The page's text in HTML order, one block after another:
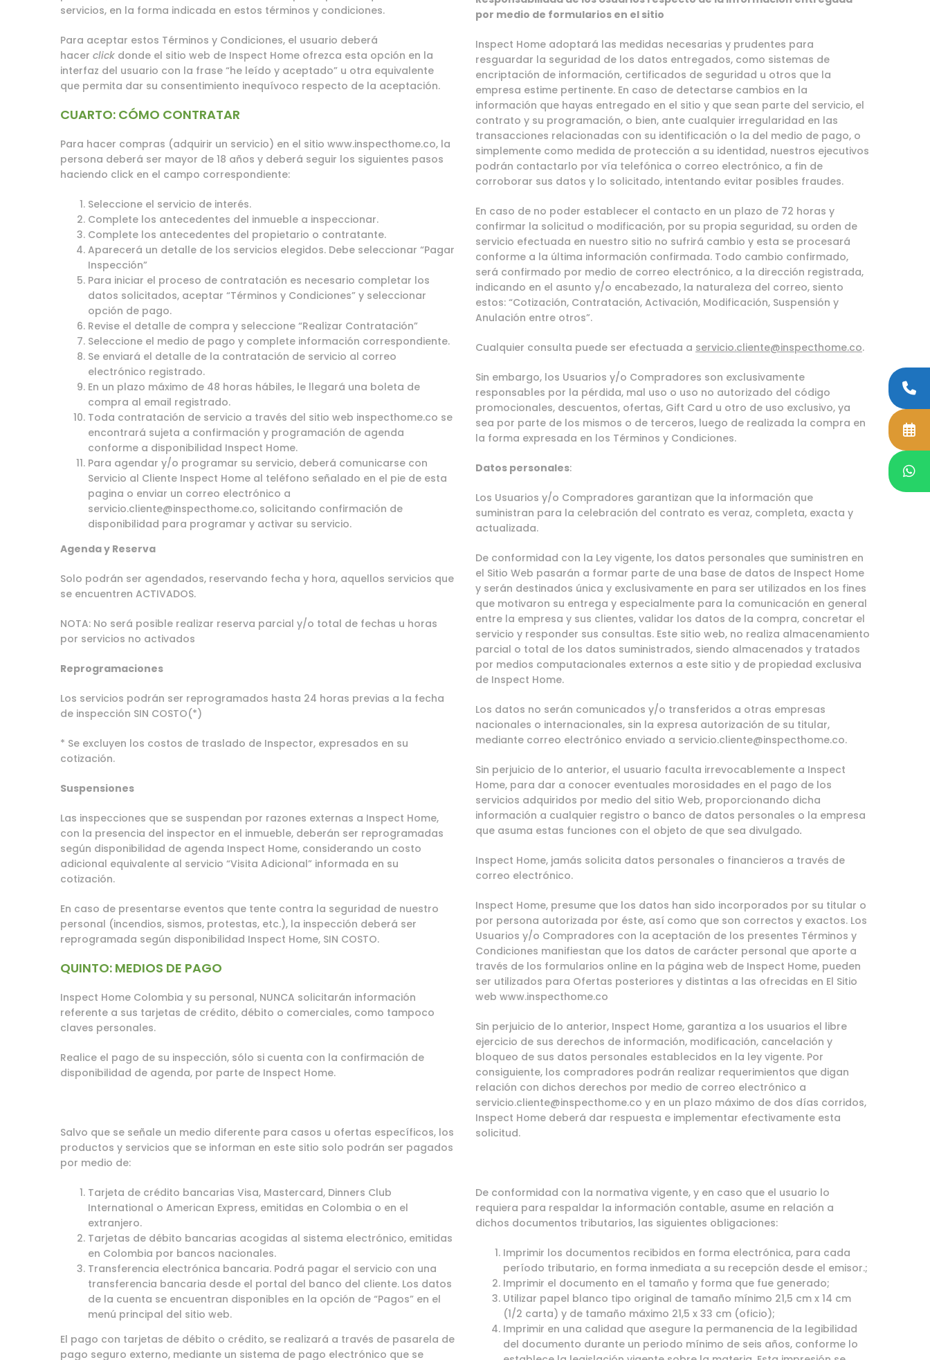
servicios, en la forma indicada en estos términos y condiciones.
Para aceptar estos Términos y Condiciones, el usuario deberá
hacer click donde el sitio web de Inspect Home ofrezca esta opción en la
interfaz del usuario con la frase “he leído y aceptado” u otra equivalente
que permita dar su consentimiento inequívoco respecto de la aceptación.
CUARTO: CÓMO CONTRATAR
Para hacer compras (adquirir un servicio) en el sitio www.inspecthome.co, la
persona deberá ser mayor de 18 años y deberá seguir los siguientes pasos
haciendo click en el campo correspondiente:
Seleccione el servicio de interés.
Complete los antecedentes del inmueble a inspeccionar.
Complete los antecedentes del propietario o contratante.
Aparecerá un detalle de los servicios elegidos. Debe seleccionar “Pagar
Inspección”
Para iniciar el proceso de contratación es necesario completar los
datos solicitados, aceptar “Términos y Condiciones” y seleccionar
opción de pago.
Revise el detalle de compra y seleccione “Realizar Contratación”
Seleccione el medio de pago y complete información correspondiente.
Se enviará el detalle de la contratación de servicio al correo
electrónico registrado.
En un plazo máximo de 48 horas hábiles, le llegará una boleta de
compra al email registrado.
Toda contratación de servicio a través del sitio web inspecthome.co se
encontrará sujeta a confirmación y programación de agenda
conforme a disponibilidad Inspect Home.
Para agendar y/o programar su servicio, deberá comunicarse con
Servicio al Cliente Inspect Home al teléfono señalado en el pie de esta
pagina o enviar un correo electrónico a
servicio.cliente@inspecthome.co, solicitando confirmación de
disponibilidad para programar y activar su servicio.
Agenda y Reserva
Solo podrán ser agendados, reservando fecha y hora, aquellos servicios que
se encuentren ACTIVADOS.
NOTA: No será posible realizar reserva parcial y/o total de fechas u horas
por servicios no activados
Reprogramaciones
Los servicios podrán ser reprogramados hasta 24 horas previas a la fecha
de inspección SIN COSTO(*)
* Se excluyen los costos de traslado de Inspector, expresados en su
cotización.
Suspensiones
Las inspecciones que se suspendan por razones externas a Inspect Home,
con la presencia del inspector en el inmueble, deberán ser reprogramadas
según disponibilidad de agenda Inspect Home, considerando un costo
adicional equivalente al servicio “Visita Adicional” informada en su
cotización.
En caso de presentarse eventos que tente contra la seguridad de nuestro
personal (incendios, sismos, protestas, etc.), la inspección deberá ser
reprogramada según disponibilidad Inspect Home, SIN COSTO.
QUINTO: MEDIOS DE PAGO
Inspect Home Colombia y su personal, NUNCA solicitarán información
referente a sus tarjetas de crédito, débito o comerciales, como tampoco
claves personales.
Realice el pago de su inspección, sólo si cuenta con la confirmación de
disponibilidad de agenda, por parte de Inspect Home.
Salvo que se señale un medio diferente para casos u ofertas específicos, los
productos y servicios que se informan en este sitio solo podrán ser pagados
por medio de:
Tarjeta de crédito bancarias Visa, Mastercard, Dinners Club
International o American Express, emitidas en Colombia o en el
extranjero.
Tarjetas de débito bancarias acogidas al sistema electrónico, emitidas
en Colombia por bancos nacionales.
Transferencia electrónica bancaria. Podrá pagar el servicio con una
transferencia bancaria desde el portal del banco del cliente. Los datos
de la cuenta se encuentran disponibles en la opción de “Pagos” en el
menú principal del sitio web.
El pago con tarjetas de débito o crédito, se realizará a través de pasarela de
pago seguro externo, mediante un sistema de pago electrónico que se
por medio de formularios en el sitio
Inspect Home adoptará las medidas necesarias y prudentes para
resguardar la seguridad de los datos entregados, como sistemas de
encriptación de información, certificados de seguridad u otros que la
empresa estime pertinente. En caso de detectarse cambios en la
información que hayas entregado en el sitio y que sean parte del servicio, el
contrato y su programación, o bien, ante cualquier irregularidad en las
transacciones relacionadas con su identificación o la del medio de pago, o
simplemente como medida de protección a su identidad, nuestros ejecutivos
podrán contactarlo por vía telefónica o correo electrónico, a fin de
corroborar sus datos y lo solicitado, intentando evitar posibles fraudes.
En caso de no poder establecer el contacto en un plazo de 72 horas y
confirmar la solicitud o modificación, por su propia seguridad, su orden de
servicio efectuada en nuestro sitio no sufrirá cambio y esta se procesará
conforme a la última información confirmada. Todo cambio confirmado,
será confirmado por medio de correo electrónico, a la dirección registrada,
indicando en el asunto y/o encabezado, la naturaleza del correo, siento
estos: “Cotización, Contratación, Activación, Modificación, Suspensión y
Anulación entre otros”.
Cualquier consulta puede ser efectuada a servicio.cliente@inspecthome.co.
Sin embargo, los Usuarios y/o Compradores son exclusivamente
responsables por la pérdida, mal uso o uso no autorizado del código
promocionales, descuentos, ofertas, Gift Card u otro de uso exclusivo, ya
sea por parte de los mismos o de terceros, luego de realizada la compra en
la forma expresada en los Términos y Condiciones.
Datos personales:
Los Usuarios y/o Compradores garantizan que la información que
suministran para la celebración del contrato es veraz, completa, exacta y
actualizada.
De conformidad con la Ley vigente, los datos personales que suministren en
el Sitio Web pasarán a formar parte de una base de datos de Inspect Home
y serán destinados única y exclusivamente en para ser utilizados en los fines
que motivaron su entrega y especialmente para la comunicación en general
entre la empresa y sus clientes, validar los datos de la compra, concretar el
servicio y responder sus consultas. Este sitio web, no realiza almacenamiento
parcial o total de los datos suministrados, siendo almacenados y tratados
por medios computacionales externos a este sitio y de propiedad exclusiva
de Inspect Home.
Los datos no serán comunicados y/o transferidos a otras empresas
nacionales o internacionales, sin la expresa autorización de su titular,
mediante correo electrónico enviado a servicio.cliente@inspecthome.co.
Sin perjuicio de lo anterior, el usuario faculta irrevocablemente a Inspect
Home, para dar a conocer eventuales morosidades en el pago de los
servicios adquiridos por medio del sitio Web, proporcionando dicha
información a cualquier registro o banco de datos personales o la empresa
que asuma estas funciones con el objeto de que sea divulgado.
Inspect Home, jamás solicita datos personales o financieros a través de
correo electrónico.
Inspect Home, presume que los datos han sido incorporados por su titular o
por persona autorizada por éste, así como que son correctos y exactos. Los
Usuarios y/o Compradores con la aceptación de los presentes Términos y
Condiciones manifiestan que los datos de carácter personal que aporte a
través de los formularios online en la página web de Inspect Home, pueden
ser utilizados para Ofertas posteriores y distintas a las ofrecidas en El Sitio
web www.inspecthome.co
Sin perjuicio de lo anterior, Inspect Home, garantiza a los usuarios el libre
ejercicio de sus derechos de información, modificación, cancelación y
bloqueo de sus datos personales establecidos en la ley vigente. Por
consiguiente, los compradores podrán realizar requerimientos que digan
relación con dichos derechos por medio de correo electrónico a
servicio.cliente@inspecthome.co y en un plazo máximo de dos días corridos,
Inspect Home deberá dar respuesta e implementar efectivamente esta
solicitud.
De conformidad con la normativa vigente, y en caso que el usuario lo
requiera para respaldar la información contable, asume en relación a
dichos documentos tributarios, las siguientes obligaciones:
Imprimir los documentos recibidos en forma electrónica, para cada
período tributario, en forma inmediata a su recepción desde el emisor.;
Imprimir el documento en el tamaño y forma que fue generado;
Utilizar papel blanco tipo original de tamaño mínimo 21,5 cm x 14 cm
(1/2 carta) y de tamaño máximo 21,5 x 33 cm (oficio);
Imprimir en una calidad que asegure la permanencia de la legibilidad
del documento durante un periodo mínimo de seis años, conforme lo